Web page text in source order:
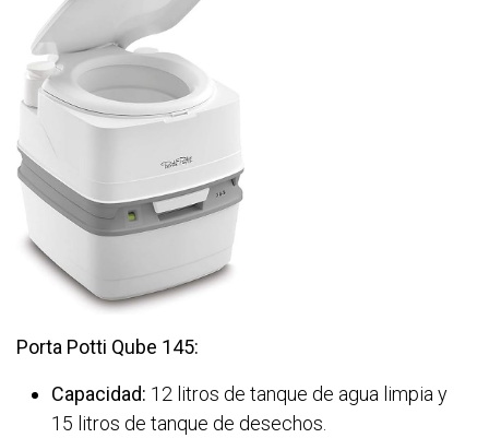
Porta Potti Qube 145:
Capacidad: 12 litros de tanque de agua limpia y
15 litros de tanque de desechos.